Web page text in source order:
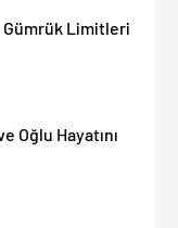
Gümrük Limitleri
Oğlu Hayatını